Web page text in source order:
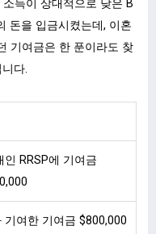
득이 상대적으로 낮은 B
돈을 입금시켰는데, 이혼
기여금은 한 푼이라도 찾
다.
인 RRSP에 기여금
기여한 기여금 $800,000